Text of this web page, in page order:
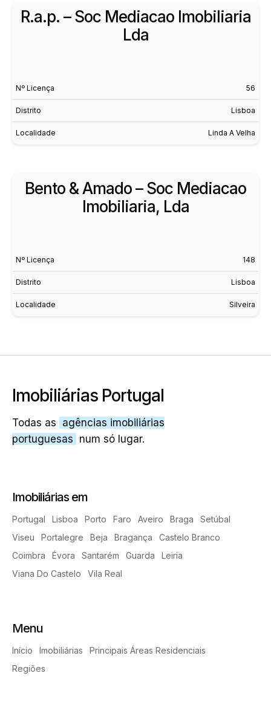
R.a.p. – Soc Mediacao Imobiliaria
Lda
Nº Licença 56
Distrito Lisboa
Localidade Linda A Velha
Bento & Amado – Soc Mediacao
Imobiliaria, Lda
Nº Licença 148
Distrito Lisboa
Localidade Silveira
Imobiliárias Portugal
Todas as agências imobiliárias
portuguesas num só lugar.
Imobiliárias em
Portugal Lisboa Porto Faro Aveiro Braga
Setúbal
Viseu
Portalegre Beja Bragança
Castelo Branco
Coimbra
Évora Santarém Guarda
Leiria
Viana Do Castelo
Vila Real
Menu
Início Imobiliárias
Principais Áreas Residenciais
Regiões